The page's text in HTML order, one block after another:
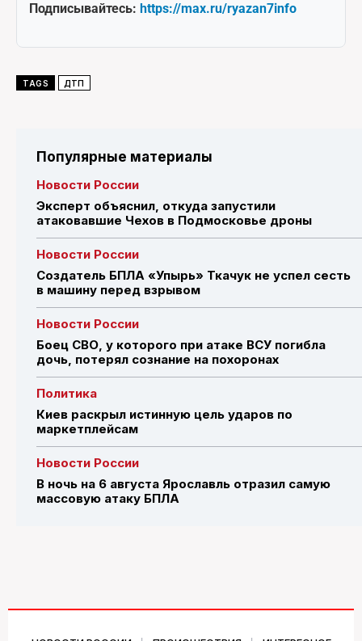
Подписывайтесь: https://max.ru/ryazan7info
TAGS ДТП
Популярные материалы
Новости России
Эксперт объяснил, откуда запустили
атаковавшие Чехов в Подмосковье дроны
Новости России
Создатель БПЛА «Упырь» Ткачук не успел сесть
в машину перед взрывом
Новости России
Боец СВО, у которого при атаке ВСУ погибла
дочь, потерял сознание на похоронах
Политика
Киев раскрыл истинную цель ударов по
маркетплейсам
Новости России
В ночь на 6 августа Ярославль отразил самую
массовую атаку БПЛА